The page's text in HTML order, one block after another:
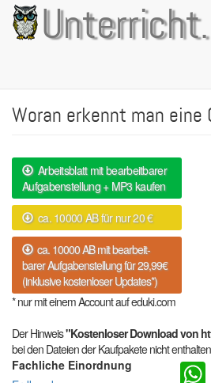
Direkt
zum
Inhalt
Woran erkennt man eine
Arbeitsblatt mit bearbeitbarer
Aufgabenstellung + MP3 kaufen
ca. 10000 AB für nur 20 €
ca. 10000 AB mit bearbeit-
barer Aufgabenstellung für 29,99€
(inklusive kostenloser Updates*)
* nur mit einem Account auf eduki.com
Der Hinweis"Kostenloser Download von
bei den Dateien der Kaufpakete nicht
Fachliche Einordnung